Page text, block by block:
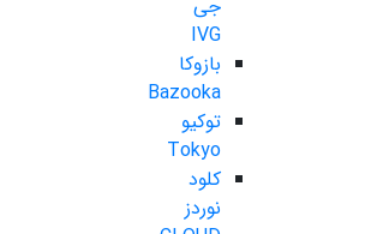
جی
IVG
بازوکا
Bazooka
توکیو
Tokyo
کلود
نوردز